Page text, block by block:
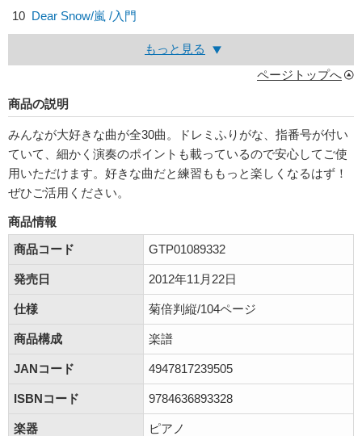
10 Dear Snow/嵐 /入門
もっと見る
ページトップへ
商品の説明
みんなが大好きな曲が全30曲。ドレミふりがな、指番号が付い
ていて、細かく演奏のポイントも載っているので安心してご使
用いただけます。好きな曲だと練習ももっと楽しくなるはず！
ぜひご活用ください。
商品情報
商品コード
GTP01089332
発売日 2012年11月22日
仕様 菊倍判縦/104ページ
商品構成 楽譜
JANコード 4947817239505
ISBNコード 9784636893328
楽器 ピアノ